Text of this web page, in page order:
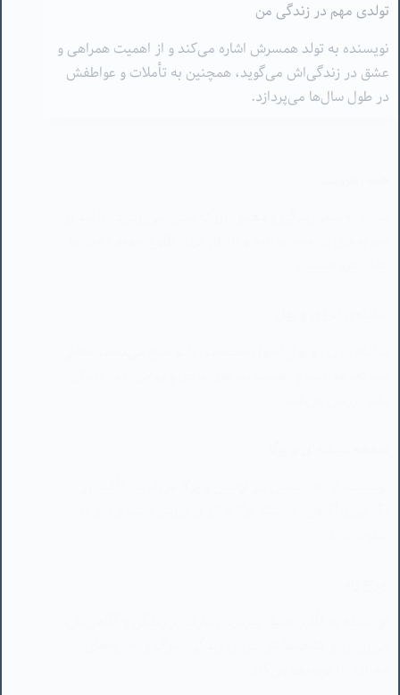
عشق در زندگی‌اش می‌گوید، همچنین به تأملات و عواطفش
در طول سال‌ها می‌پردازد.
همه رهروییم